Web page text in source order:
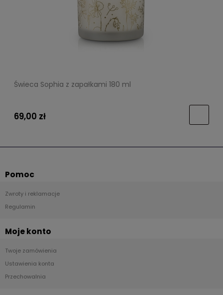
Świeca Sophia z zapałkami 180 ml
69,00 zł
Pomoc
Zwroty i reklamacje
Regulamin
Moje konto
Twoje zamówienia
Ustawienia konta
Przechowalnia